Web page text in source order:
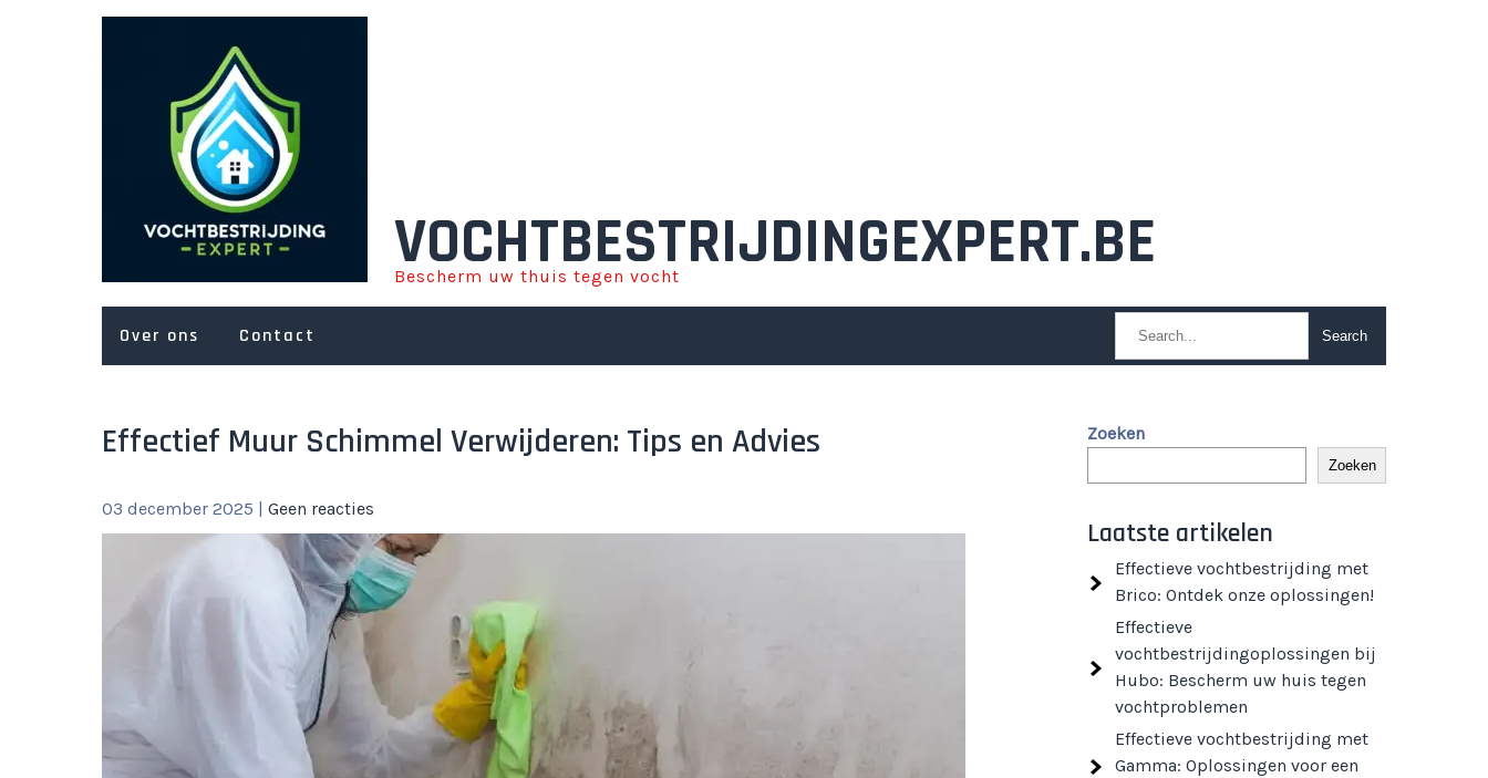
VOCHTBESTRIJDINGEXPERT.BE
Bescherm uw thuis tegen vocht
Over ons Contact
Effectief Muur Schimmel Verwijderen: Tips en Advies
03 december 2025 | Geen reacties
Zoeken
Zoeken
Laatste artikelen
Effectieve vochtbestrijding met
Brico: Ontdek onze oplossingen!
Effectieve
vochtbestrijdingoplossingen bij
Hubo: Bescherm uw huis tegen
vochtproblemen
Effectieve vochtbestrijding met
Gamma: Oplossingen voor een